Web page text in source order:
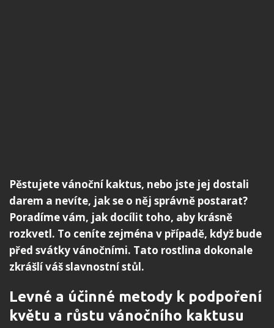
Pěstujete vánoční kaktus, nebo jste jej dostali
darem a nevíte, jak se o něj správně postarat?
Poradíme vám, jak docílit toho, aby krásně
rozkvetl. To ceníte zejména v případě, když bude
před svátky vánočními. Tato rostlina dokonale
zkrášlí váš slavnostní stůl.
Levné a účinné metody k podpoření
květu a růstu vánočního kaktusu